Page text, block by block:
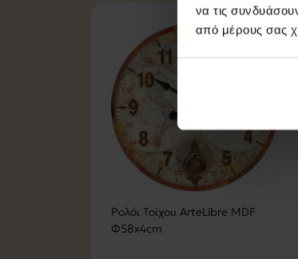
να τις
από μέρους σας
Ρολόι Τοίχου ArteLibre MDF
Φ58x4cm